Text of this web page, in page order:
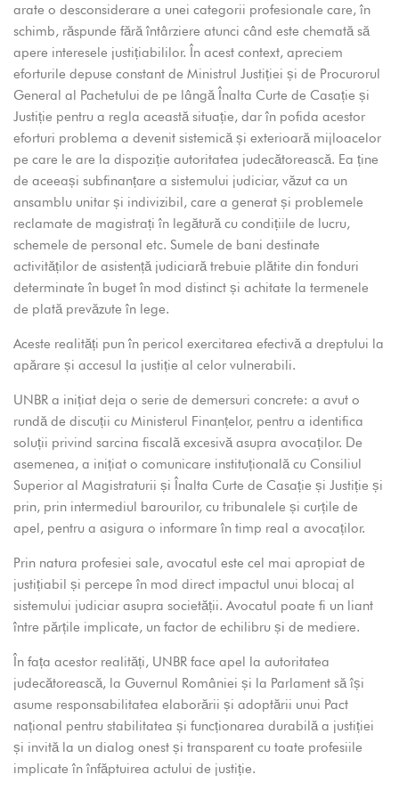
arate o desconsiderare a unei categorii profesionale care, în
schimb, răspunde fără întârziere atunci când este chemată să
apere interesele justițiabililor. În acest context, apreciem
eforturile depuse constant de Ministrul Justiției și de Procurorul
General al Pachetului de pe lângă Înalta Curte de Casație și
Justiție pentru a regla această situație, dar în pofida acestor
eforturi problema a devenit sistemică și exterioară mijloacelor
pe care le are la dispoziție autoritatea judecătorească. Ea ține
de aceeași subfinanțare a sistemului judiciar, văzut ca un
ansamblu unitar și indivizibil, care a generat și problemele
reclamate de magistrați în legătură cu condițiile de lucru,
schemele de personal etc. Sumele de bani destinate
activităților de asistență judiciară trebuie plătite din fonduri
determinate în buget în mod distinct și achitate la termenele
de plată prevăzute în lege.
Aceste realități pun în pericol exercitarea efectivă a dreptului la
apărare și accesul la justiție al celor vulnerabili.
UNBR a inițiat deja o serie de demersuri concrete: a avut o
rundă de discuții cu Ministerul Finanțelor, pentru a identifica
soluții privind sarcina fiscală excesivă asupra avocaților. De
asemenea, a inițiat o comunicare instituțională cu Consiliul
Superior al Magistraturii și Înalta Curte de Casație și Justiție și
prin, prin intermediul barourilor, cu tribunalele și curțile de
apel, pentru a asigura o informare în timp real a avocaților.
Prin natura profesiei sale, avocatul este cel mai apropiat de
justițiabil și percepe în mod direct impactul unui blocaj al
sistemului judiciar asupra societății. Avocatul poate fi un liant
între părțile implicate, un factor de echilibru și de mediere.
În fața acestor realități, UNBR face apel la autoritatea
judecătorească, la Guvernul României și la Parlament să își
asume responsabilitatea elaborării și adoptării unui Pact
național pentru stabilitatea și funcționarea durabilă a justiției
și invită la un dialog onest și transparent cu toate profesiile
implicate în înfăptuirea actului de justiție.